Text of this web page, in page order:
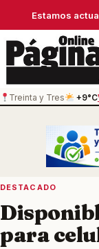
Estamos
Treinta y Tres
+9°C
DESTACADO
para